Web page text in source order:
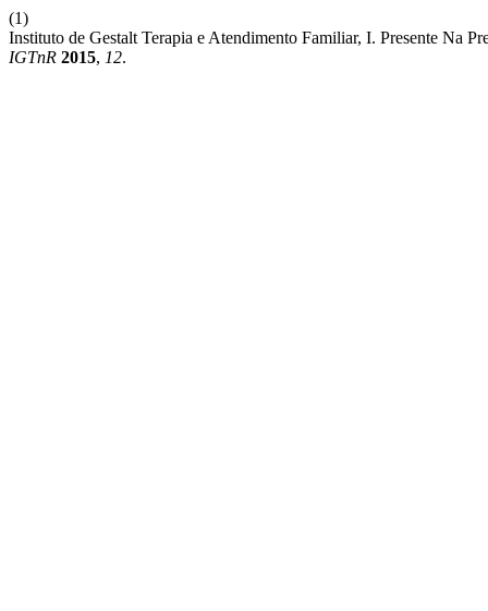
(1)
Instituto de Gestalt Terapia e Atendimento Familiar, I. Presente Na
IGTnR 2015, 12.